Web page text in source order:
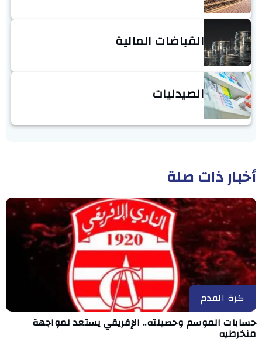
القباضات المالية
الصيدليات
أخبار ذات صلة
كرة القدم
حسابات الموسم وحصيلته.. الإفريقي يستعد لمواجهة
منخرطيه